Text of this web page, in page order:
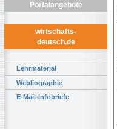
Portalangebote
wirtschafts-
deutsch.de
Lehrmaterial
Webliographie
E-Mail-Infobriefe